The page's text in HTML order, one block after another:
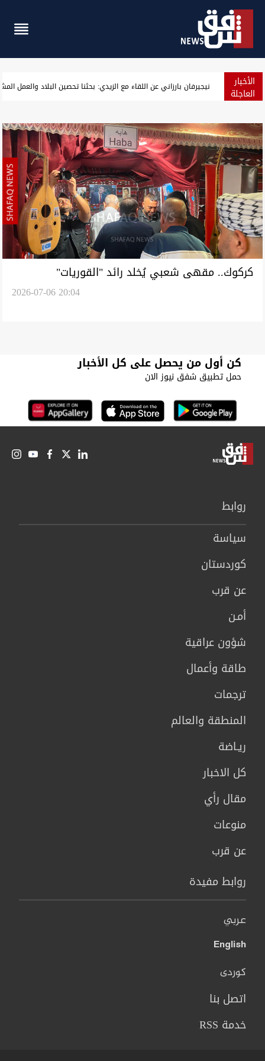
الأخبار
العاجلة نيجيرفان بارزاني عن اللقاء مع الزيدي: بحثنا تحصين البلاد والعمل
كركوك.. مقهى شعبي يُخلد رائد "القوريات"
2026-07-06 20:04
كن أول من يحصل على كل الأخبار
حمل تطبيق شفق نيوز الان
روابط
سیاسة
كوردستان
عن قرب
أمـن
شؤون عراقية
طاقة وأعمال
ترجمات
المنطقة والعالم
ريـاضة
كل الاخبار
مقال رأي
منوعات
عن قرب
روابط مفيدة
عربي
English
کوردی
اتصل بنا
خدمة RSS